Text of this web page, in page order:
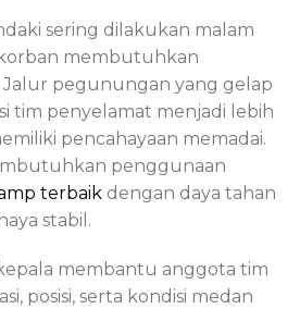
sering dilakukan malam
membutuhkan
Jalur pegunungan yang gelap
tim penyelamat menjadi lebih
pencahayaan memadai.
penggunaan
terbaik dengan daya tahan
stabil.
membantu anggota tim
posisi, serta kondisi medan